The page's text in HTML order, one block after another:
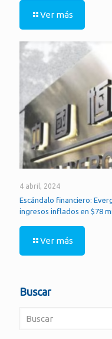
Ver más
4 abril, 2024
Escándalo financiero:
ingresos inflados en $78
Ver más
Buscar